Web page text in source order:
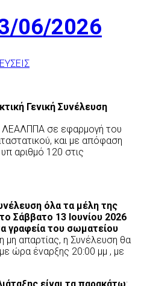
06/2026
Γενική Συνέλευση
ΛΕΑΛΠΠΑ σε εφαρμογή του
και με απόφαση
αριθμό 120 στις
όλα τα μέλη της
το Σάββατο 13 Ιουνίου 2026
γραφεία του σωματείου
μη απαρτίας, η Συνέλευση θα
ώρα έναρξης 20:00 μμ , με
είναι τα παρακάτω: